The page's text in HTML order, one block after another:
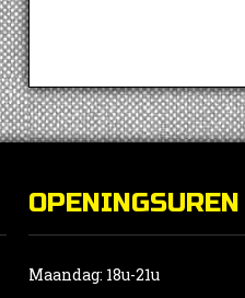
OPENINGSUREN
Maandag: 18u-21u